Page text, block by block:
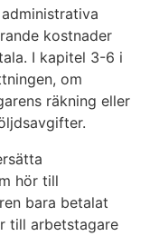
kostnader
I kapitel 3-6 i
om
räkning eller
hör till
bara betalat
till arbetstagare